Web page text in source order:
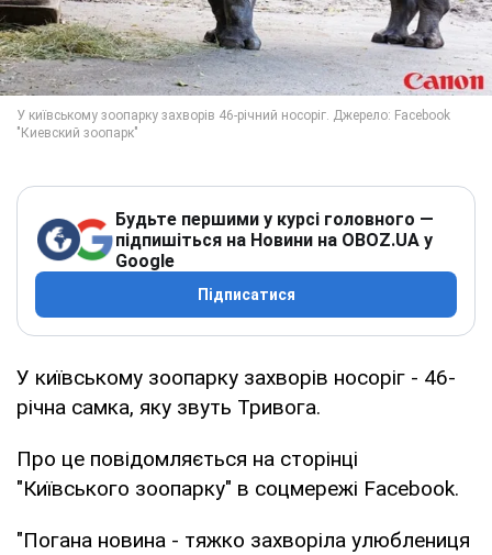
Будьте першими у курсі головного —
підпишіться на Новини на OBOZ.UA у
Google
Підписатися
У київському зоопарку захворів носоріг - 46-
річна самка, яку звуть Тривога.
Про це повідомляється на сторінці
"Київського зоопарку" в соцмережі Facebook.
"Погана новина - тяжко захворіла улюблениця